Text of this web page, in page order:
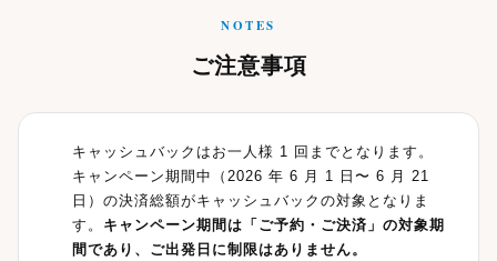
NOTES
ご注意事項
キャッシュバックはお一人様 1 回までとなります。
キャンペーン期間中（2026 年 6 月 1 日〜 6 月 21
日）の決済総額がキャッシュバックの対象となりま
す。 キャンペーン期間は「ご予約・ご決済」の対象期
間であり、ご出発日に制限はありません。